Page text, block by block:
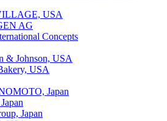
USA
AG
Concepts
& Johnson, USA
USA
Japan
Japan